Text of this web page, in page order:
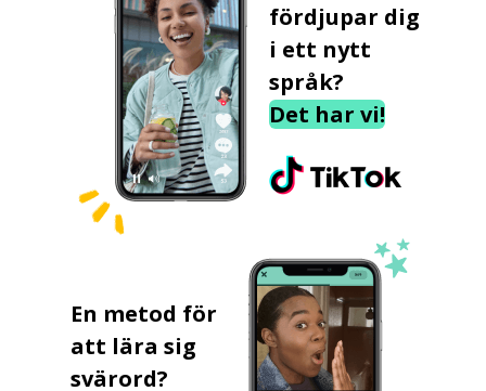
fördjupar dig
i ett nytt
språk?
Det har vi!
En metod för
att lära sig
svärord?